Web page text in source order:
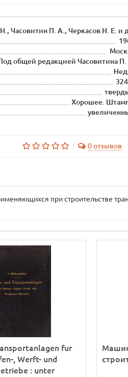
Часовитин П. А., Черкасов Н. Е. и
общей редакцией Часовитина П.
324
Хорошее.
0 отзывов
при строительстве
fur
, Werft- und
: unter